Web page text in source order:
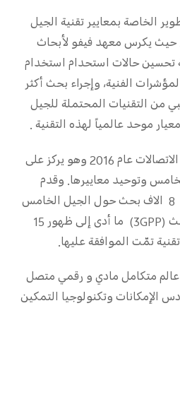
الخاصة بمعايير تقنية الجيل
يكرس معهد فيفو لأبحاث
تحسين حالات استحدام استخدام
الفنية، وإجراء بحث أكثر
من التقنيات المحتملة للجيل
موحد عالمياً لهذه التقنية .
تأسس معهد فيفو لأبحاث الاتصالات عام 2016 وهو يركز على
وتوحيد معاييرها. وقدم
المعهد حتى الآن أكثر من 8 الاف بحث حول الجيل الخامس
لمشروع شراكة الجيل الثالث (3GPP) ما أدى إلى ظهور 15
تمّت الموافقة عليها.
عالم متكامل مادي و رقمي متصل
الإمكانات وتكنولوجيا التمكين